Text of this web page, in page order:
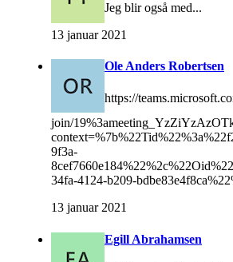
Jeg blir også med...
13 januar 2021
Ole Anders Robertsen
https://
join/
9f3a-
34fa-4124-b209-
13 januar 2021
Egill Abrahamsen